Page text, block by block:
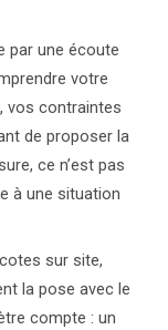
par une écoute
votre
vos contraintes
de proposer la
ce n’est pas
à une situation
sur site,
la pose avec le
compte : un